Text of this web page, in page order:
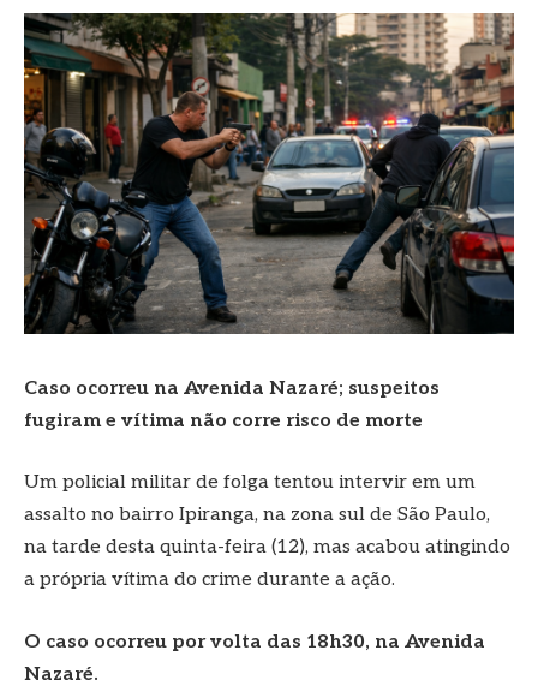
Caso ocorreu na Avenida Nazaré; suspeitos
fugiram e vítima não corre risco de morte
Um policial militar de folga tentou intervir em um
assalto no bairro Ipiranga, na zona sul de São Paulo,
na tarde desta quinta-feira (12), mas acabou atingindo
a própria vítima do crime durante a ação.
O caso ocorreu por volta das 18h30, na Avenida
Nazaré.